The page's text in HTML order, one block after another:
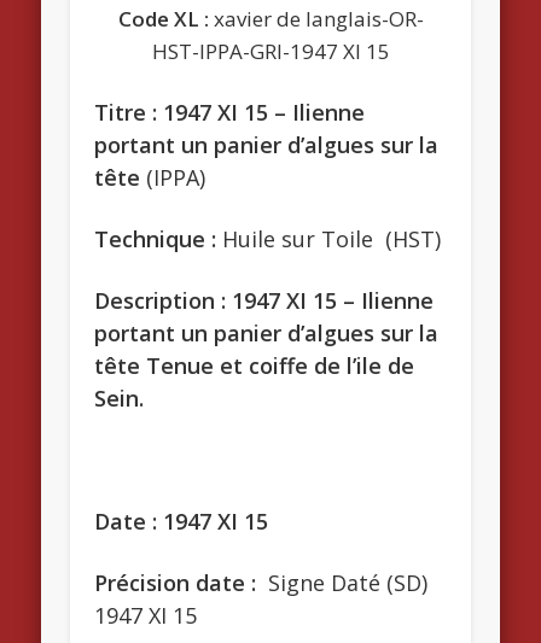
Code XL : xavier de langlais-OR-
HST-IPPA-GRI-1947 XI 15
Titre : 1947 XI 15 – Ilienne
portant un panier d’algues sur la
tête (IPPA)
Technique : Huile sur Toile (HST)
Description : 1947 XI 15 – Ilienne
portant un panier d’algues sur la
tête Tenue et coiffe de l’ile de
Sein.
Date : 1947 XI 15
Précision date : Signe Daté (SD)
1947 XI 15